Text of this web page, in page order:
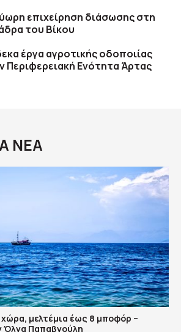
επιχείρηση διάσωσης στη
του Βίκου
έργα αγροτικής οδοποιίας
Περιφερειακή Ενότητα Άρτας
ΝΕΑ
χώρα, μελτέμια έως 8 μποφόρ –
Όλγα Παπαβγούλη